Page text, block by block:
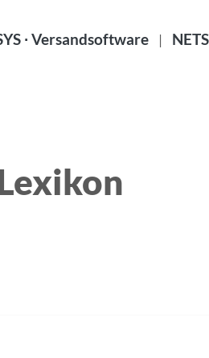
∙ Versandsoftware |